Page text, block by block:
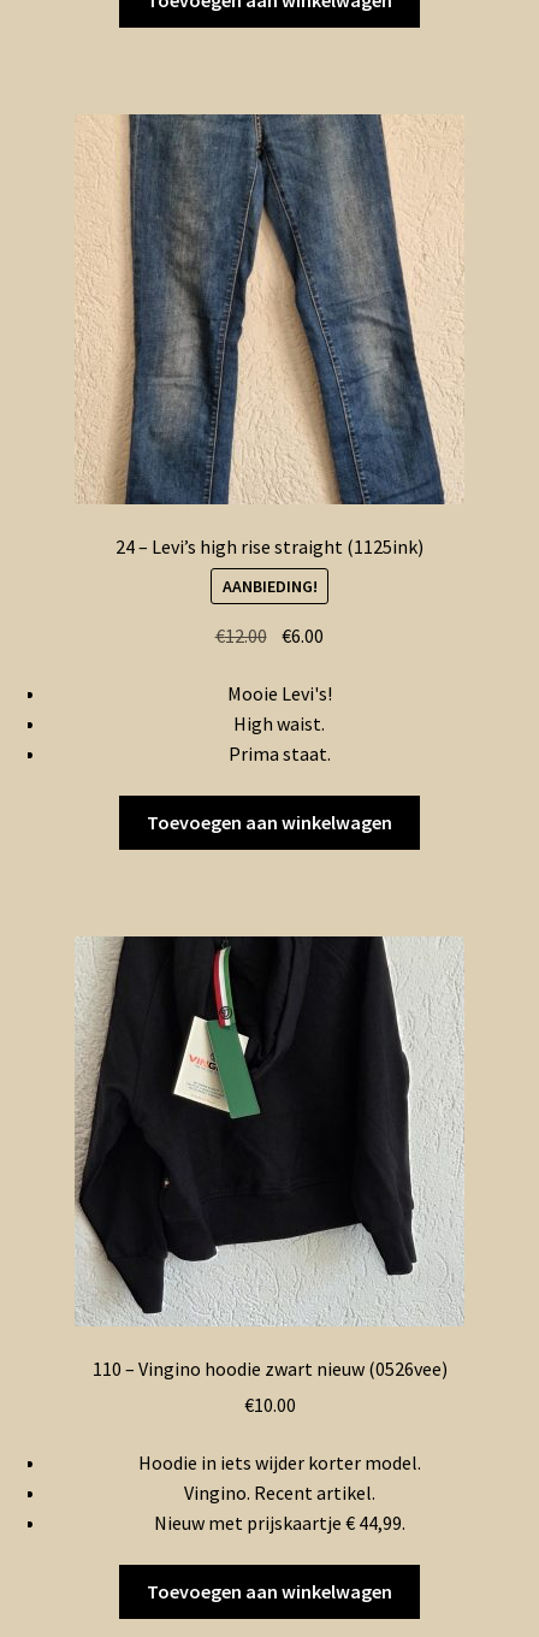
24 – Levi’s high rise straight (1125ink)
AANBIEDING!
€12.00 Oorspronkelijke
was:
€12.00.
€6.00
is:
€6.00.
Mooie Levi's!
High waist.
Prima staat.
Toevoegen aan winkelwagen
110 – Vingino hoodie zwart nieuw (0526vee)
€10.00
Hoodie in iets wijder korter model.
Vingino. Recent artikel.
Nieuw met prijskaartje € 44,99.
Toevoegen aan winkelwagen